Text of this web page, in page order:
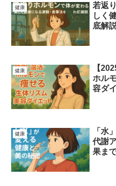
健康
若返
しく
底解
健康
【
ホル
容ダ
健康
「水
代謝
果ま